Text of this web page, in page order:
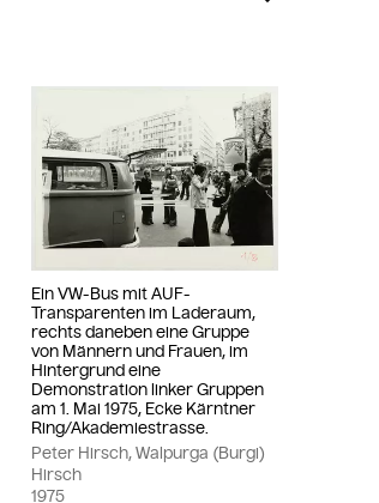
Ein VW-Bus mit AUF-
Transparenten im Laderaum,
rechts daneben eine Gruppe
von Männern und Frauen, im
Hintergrund eine
Demonstration linker Gruppen
am 1. Mai 1975, Ecke Kärntner
Ring/Akademiestrasse.
Peter Hirsch, Walpurga (Burgi)
Hirsch
1975